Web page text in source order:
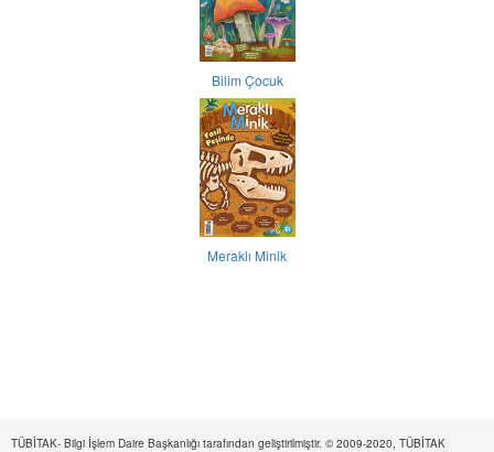
Bilim Çocuk
Meraklı Minik
TÜBİTAK- Bilgi İşlem Daire Başkanlığı tarafından geliştirilmiştir. © 2009-2020, TÜBİTAK